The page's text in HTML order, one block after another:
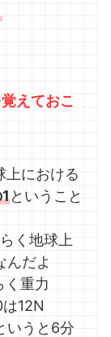
えておこ
における
ということ
く地球上
んだよ
く重力
12N
いうと6分